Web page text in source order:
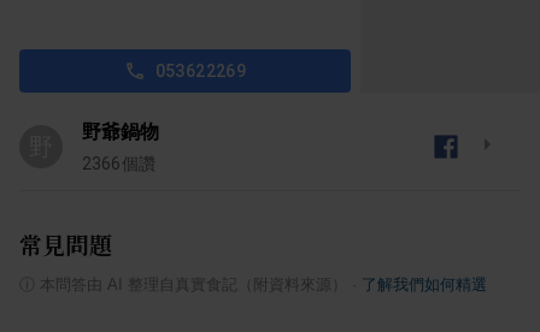
053622269
野爺鍋物
2366個讚
常見問題
本問答由 AI 整理自真實食記（附資料來源） 了解我們如何精選